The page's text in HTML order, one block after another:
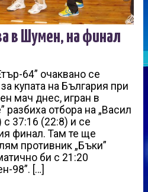
в Шумен, на финал
64” очаквано се
купата на България при
мач днес, игран в
разбиха отбора на „Васил
37:16 (22:8) и се
финал. Там те ще
противник „Бъки”
би с 21:20
98”. […]